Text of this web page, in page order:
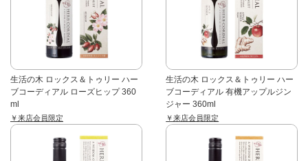
生活の木 ロックス＆トゥリー ハー
ブコーディアル ローズヒップ 360
ml
￥来店会員限定
生活の木 ロックス＆トゥリー ハー
ブコーディアル 有機アップルジン
ジャー 360ml
￥来店会員限定